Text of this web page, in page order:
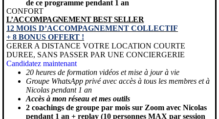
de ce programme pendant 1 an
CONFORT
L’ACCOMPAGNEMENT BEST SELLER
12 MOIS D’ACCOMPAGNEMENT COLLECTIF
+ 8 BONUS OFFERT !
GERER A DISTANCE VOTRE LOCATION COURTE
DUREE, SANS PASSER PAR UNE CONCIERGERIE
Candidatez maintenant
20 heures de formation vidéos et mise à jour à vie
Groupe WhatsApp privé avec accès à tous les membres et à
Nicolas pendant 1 an
Accès à mon réseau et mes outils
2 coachings de groupe par mois sur Zoom avec Nicolas
pendant 1 an + replay (10 personnes MAX par session